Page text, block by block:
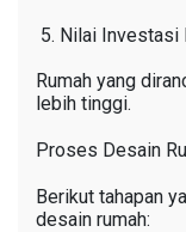
Nilai Investasi
Rumah yang
lebih tinggi.
Proses Desain
Berikut tahapan
desain rumah: